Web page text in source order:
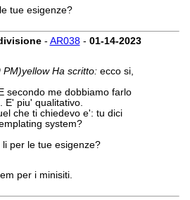
tue esigenze?
- AR038- 01-14-2023
PM)yellow Ha scritto: ecco si,
secondo me dobbiamo farlo
E' piu' qualitativo.
che ti chiedevo e': tu dici
system?
per le tue esigenze?
per i minisiti.